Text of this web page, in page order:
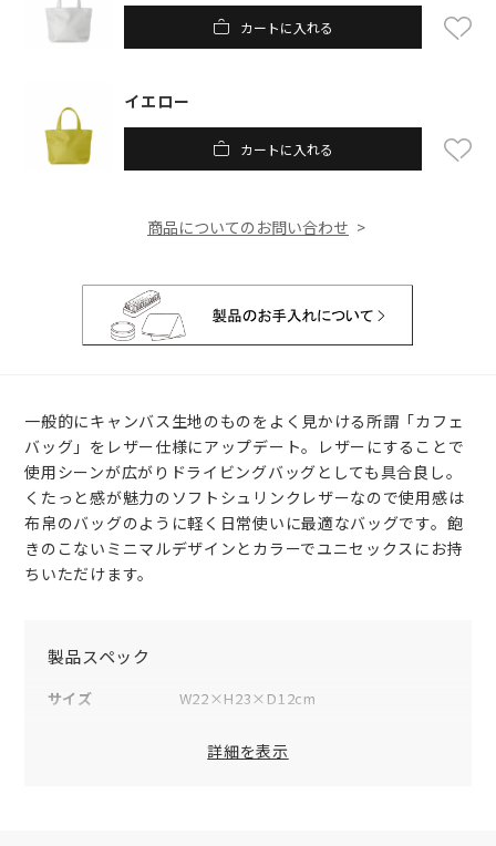
カートに入れる
イエロー
カートに入れる
商品についてのお問い合わせ
一般的にキャンバス生地のものをよく見かける所謂「カフェ
バッグ」をレザー仕様にアップデート。レザーにすることで
使用シーンが広がりドライビングバッグとしても具合良し。
くたっと感が魅力のソフトシュリンクレザーなので使用感は
布帛のバッグのように軽く日常使いに最適なバッグです。飽
きのこないミニマルデザインとカラーでユニセックスにお持
ちいただけます。
製品スペック
サイズ
W22×H23×D12cm
詳細を表示